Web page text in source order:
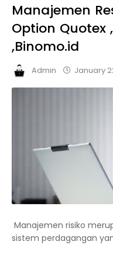
Manajemen
Option Quotex
,Binomo.id
Admin January
Manajemen risiko
sistem perdagangan